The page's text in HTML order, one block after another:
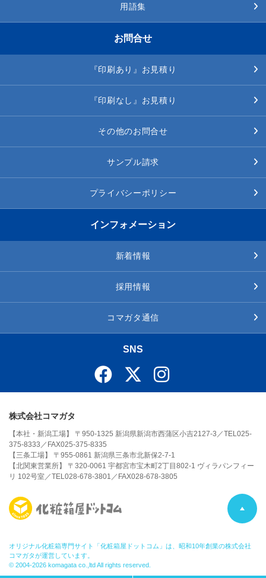
用語集
お問合せ
『印刷あり』お見積り
『印刷なし』お見積り
その他のお問合せ
サンプル請求
プライバシーポリシー
インフォメーション
新着情報
採用情報
コマガタ通信
SNS
株式会社コマガタ
【本社・新潟工場】 〒950-1325 新潟県新潟市西蒲区小吉2127-3／TEL025-
375-8333／FAX025-375-8335
【三条工場】 〒955-0861 新潟県三条市北新保2-7-1
【北関東営業所】 〒320-0061 宇都宮市宝木町2丁目802-1 ヴィラパンフィー
リ 102号室／TEL028-678-3801／FAX028-678-3805
P
オリジナル化粧箱専門サイト「化粧箱屋ドットコム」は、昭和10年創業の株式会社
コマガタが運営しています。
© 2004-2026 komagata co.,ltd All rights reserved.